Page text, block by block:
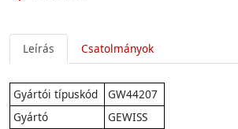
Leírás Csatolmányok
Gyártói típuskód
GW44207
Gyártó
GEWISS